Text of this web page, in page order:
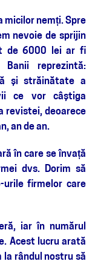
micilor nemți. Spre
nevoie de sprijin
de 6000 lei ar fi
reprezintă:
și străinătate a
ce vor câștiga
revistei, deoarece
an de an.
în care se învață
dvs. Dorim să
urile firmelor care
iar în numărul
Acest lucru arată
la rândul nostru să